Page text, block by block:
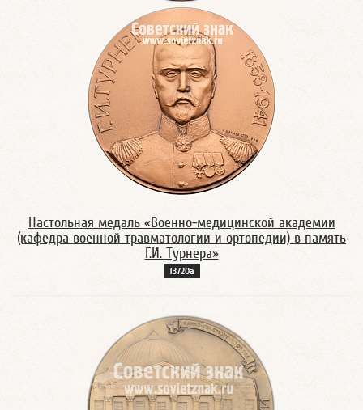
Настольная медаль «Военно-медицинской академии
(кафедра военной травматологии и ортопедии) в память
Г.И. Турнера»
13720а